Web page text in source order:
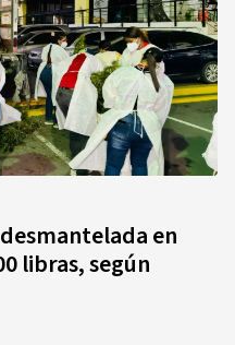
en
libras, según